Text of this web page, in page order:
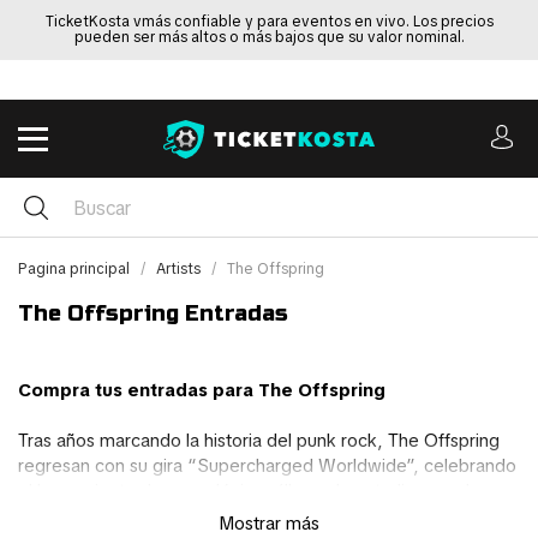
TicketKosta vmás confiable y para eventos en vivo. Los precios
pueden ser más altos o más bajos que su valor nominal.
Pagina principal Artists The Offspring
The Offspring Entradas
Compra tus entradas para The Offspring
Tras años marcando la historia del punk rock, The Offspring
regresan con su gira “Supercharged Worldwide”, celebrando
mismo nombre. La gira llevará a la banda por Norteamérica y
Mostrar más